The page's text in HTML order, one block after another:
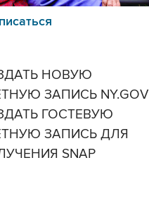
НОВУЮ
ЗАПИСЬ NY.GOV
ГОСТЕВУЮ
ЗАПИСЬ ДЛЯ
SNAP